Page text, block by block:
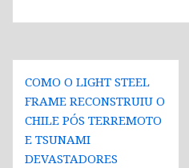
Navegação
de
Post
COMO O LIGHT STEEL
FRAME RECONSTRUIU O
CHILE PÓS TERREMOTO
E TSUNAMI
DEVASTADORES